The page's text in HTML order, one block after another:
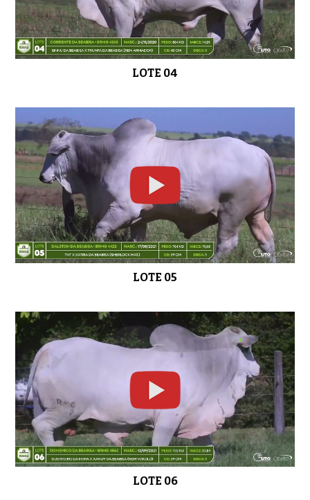
LOTE 04
LOTE 05
LOTE 06